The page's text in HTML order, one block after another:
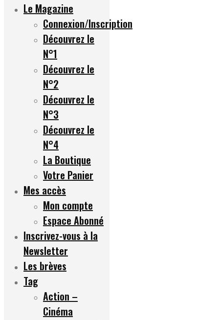
Le Magazine
Connexion/Inscription
Découvrez le
N°1
Découvrez le
N°2
Découvrez le
N°3
Découvrez le
N°4
La Boutique
Votre Panier
Mes accès
Mon compte
Espace Abonné
Inscrivez-vous à la
Newsletter
Les brèves
Tag
Action –
Cinéma